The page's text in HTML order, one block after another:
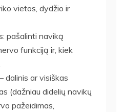
vietos, dydžio ir
pašalinti naviką
funkciją ir, kiek
dalinis ar visiškas
(dažniau didelių navikų
pažeidimas,